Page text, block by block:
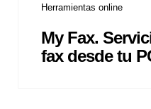
Herramientas online
My Fax.
fax desde tu